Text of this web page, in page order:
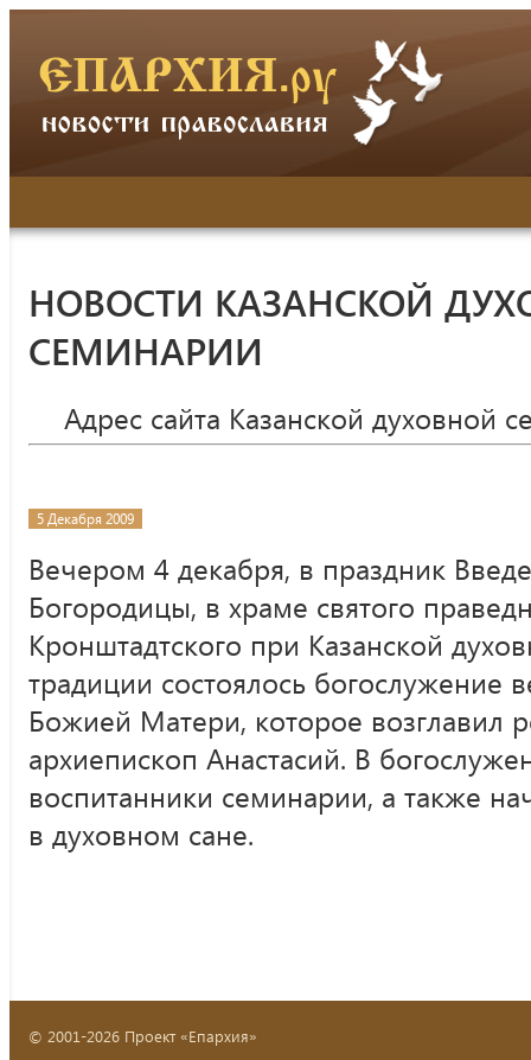
НОВОСТИ КАЗАНСКОЙ
СЕМИНАРИИ
Адрес сайта Казанской духовной
5 Декабря 2009
Вечером 4 декабря, в праздник
Богородицы, в храме святого
Кронштадтского при Казанской
традиции состоялось богослужение
Божией Матери, которое возглавил
архиепископ Анастасий. В
воспитанники семинарии, а также
в духовном сане.
© 2001-2026 Проект «Епархия»